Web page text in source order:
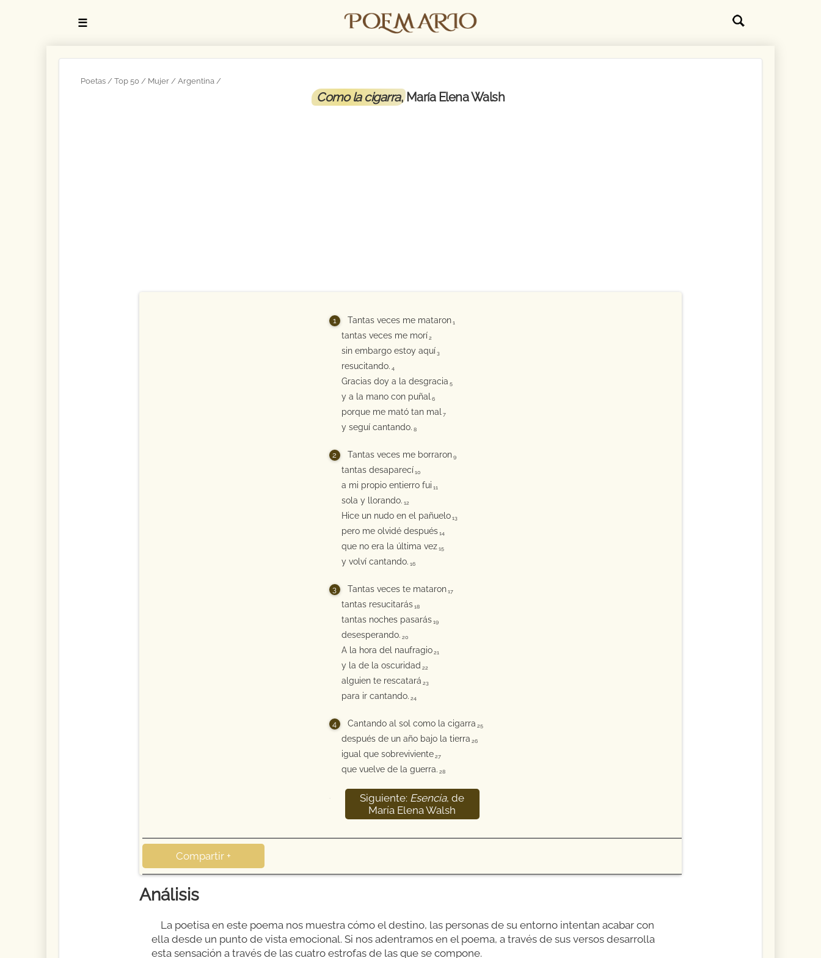
☰
Poetas Top 50 Mujer Argentina
Como la cigarra, María Elena Walsh
Tantas veces me mataron 1
tantas veces me morí 2
sin embargo estoy aquí 3
resucitando. 4
Gracias doy a la desgracia 5
y a la mano con puñal 6
porque me mató tan mal 7
y seguí cantando. 8
Tantas veces me borraron 9
tantas desaparecí 10
a mi propio entierro fui 11
sola y llorando. 12
Hice un nudo en el pañuelo 13
pero me olvidé después 14
que no era la última vez 15
y volví cantando. 16
Tantas veces te mataron 17
tantas resucitarás 18
tantas noches pasarás 19
desesperando. 20
A la hora del naufragio 21
y la de la oscuridad 22
alguien te rescatará 23
para ir cantando. 24
Cantando al sol como la cigarra 25
después de un año bajo la tierra 26
igual que sobreviviente 27
que vuelve de la guerra. 28
Siguiente: Esencia, de
María Elena Walsh
Compartir +
Análisis
La poetisa en este poema nos muestra cómo el destino, las personas de su entorno intentan acabar con
ella desde un punto de vista emocional. Si nos adentramos en el poema, a través de sus versos desarrolla
esta sensación a través de las cuatro estrofas de las que se compone.